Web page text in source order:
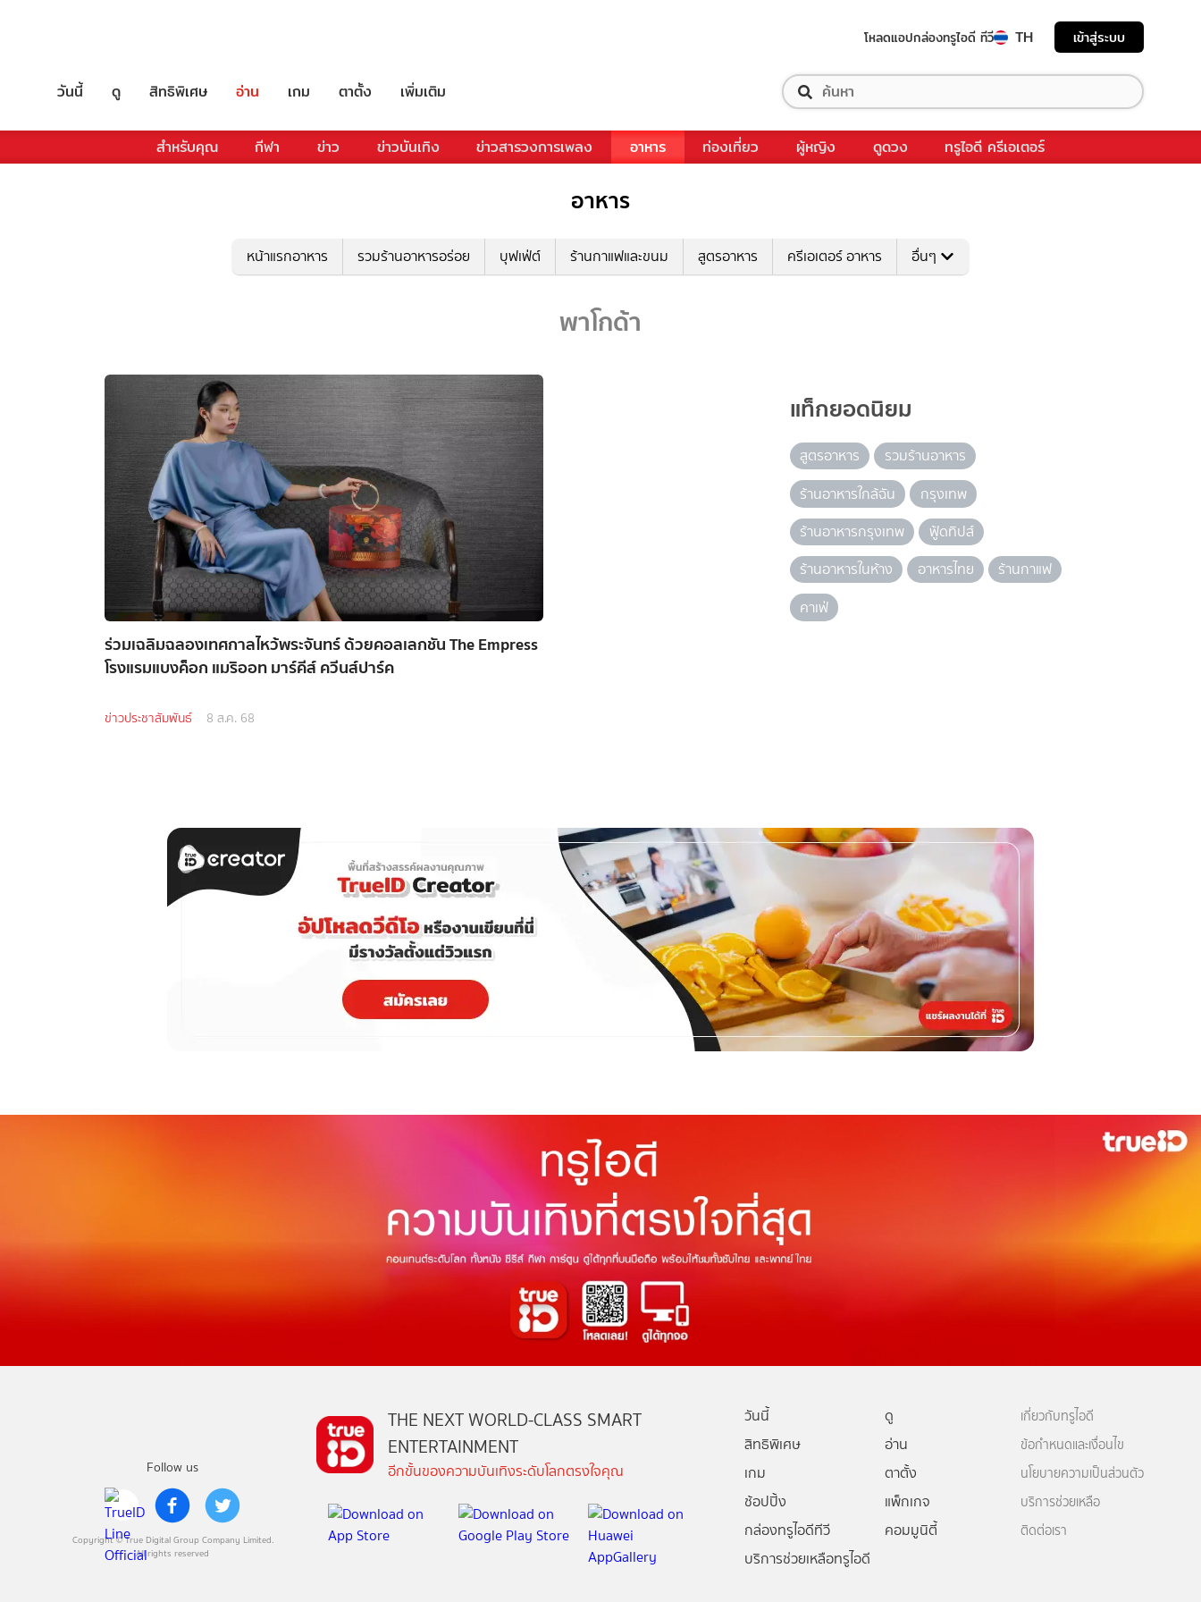
โหลดแอปกล่องทรูไอดี ทีวี TH เข้าสู่ระบบ
วันนี้ ดู สิทธิพิเศษ อ่าน เกม ตาตั้ง เพิ่มเติม
สำหรับคุณ กีฬา ข่าว ข่าวบันเทิง ข่าวสารวงการเพลง อาหาร ท่องเที่ยว ผู้หญิง ดูดวง ทรูไอดี ครีเอเตอร์
อาหาร
หน้าแรกอาหาร รวมร้านอาหารอร่อย บุฟเฟ่ต์ ร้านกาแฟและขนม สูตรอาหาร ครีเอเตอร์ อาหาร อื่นๆ
พาโกด้า
ร่วมเฉลิมฉลองเทศกาลไหว้พระจันทร์ ด้วยคอลเลกชัน The Empress
โรงแรมแบงค็อก แมริออท มาร์คีส์ ควีนส์ปาร์ค
ข่าวประชาสัมพันธ์ 8 ส.ค. 68
แท็กยอดนิยม
สูตรอาหาร
รวมร้านอาหาร
ร้านอาหารใกล้ฉัน
กรุงเทพ
ร้านอาหารกรุงเทพ
ฟู้ดทิปส์
ร้านอาหารในห้าง
อาหารไทย
ร้านกาแฟ
คาเฟ่
Follow us
Copyright © True Digital Group Company Limited.
All rights reserved
THE NEXT WORLD-CLASS SMART
ENTERTAINMENT
อีกขั้นของความบันเทิงระดับโลกตรงใจคุณ
วันนี้
ดู
สิทธิพิเศษ
อ่าน
เกม
ตาตั้ง
ช้อปปิ้ง
แพ็กเกจ
กล่องทรูไอดีทีวี
คอมมูนิตี้
บริการช่วยเหลือทรูไอดี
เกี่ยวกับทรูไอดี
ข้อกำหนดและเงื่อนไข
นโยบายความเป็นส่วนตัว
บริการช่วยเหลือ
ติดต่อเรา